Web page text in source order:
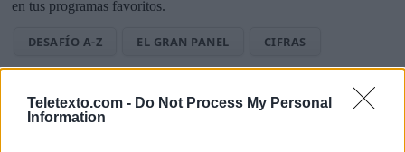
Teletexto.com - Do Not Process My Personal
Information
en tus programas favoritos.
DESAFÍO A-Z EL GRAN PANEL CIFRAS